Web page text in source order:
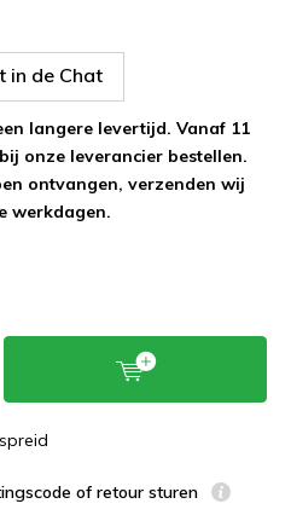
in de Chat
langere levertijd. Vanaf 11
onze leverancier bestellen.
ontvangen, verzenden wij
werkdagen.
of retour sturen